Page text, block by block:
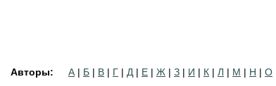
Авторы: А | Б | В | Г | Д | Е | Ж | З | И | К | Л | М | Н | О